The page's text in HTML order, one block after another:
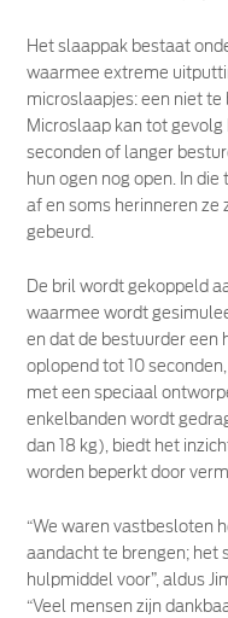
Het slaappak bestaat
waarmee extreme
microslaapjes: een niet
Microslaap kan tot
seconden of langer
hun ogen nog open. In
af en soms herinneren ze
gebeurd.
De bril wordt gekoppeld
waarmee wordt
en dat de bestuurder een
oplopend tot 10
met een speciaal
enkelbanden wordt
dan 18 kg), biedt het
worden beperkt door
“We waren vastbesloten
aandacht te brengen; het
hulpmiddel voor”, aldus
“Veel mensen zijn